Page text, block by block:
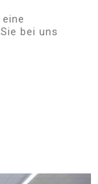
bei uns